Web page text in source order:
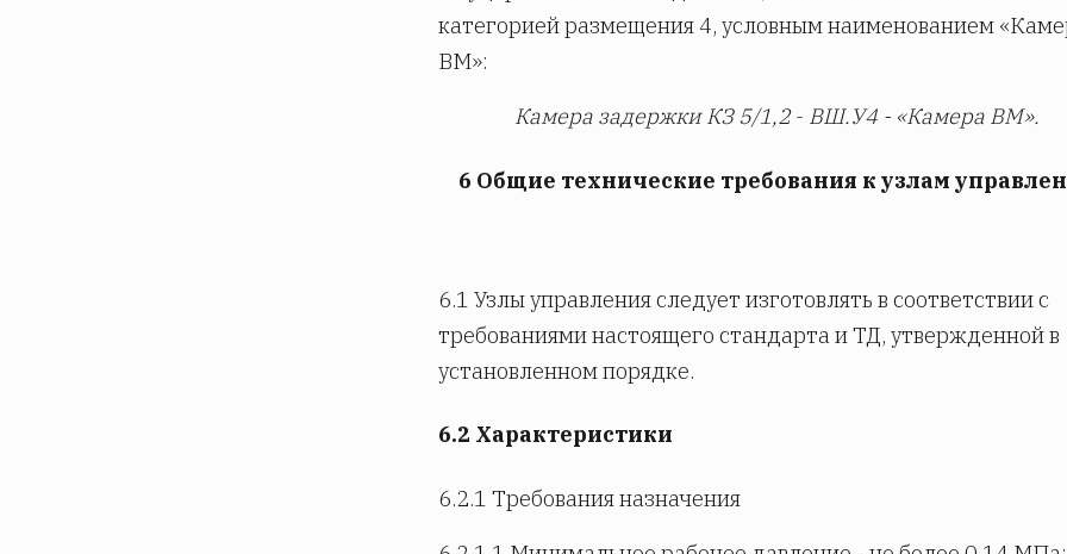
категорией размещения 4, условным наименованием
ВМ»:
Камера задержки КЗ 5/1,2- ВШ.У4 - «Камера ВМ».
6 Общие технические требования к узлам
6.1 Узлы управления следует изготовлять в соответствии с
требованиями настоящего стандарта и ТД, утвержденной в
установленном порядке.
6.2 Характеристики
6.2.1 Требования назначения